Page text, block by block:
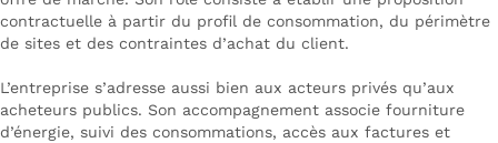
contractuelle à partir du profil de consommation, du périmètre
de sites et des contraintes d’achat du client.
L’entreprise s’adresse aussi bien aux acteurs privés qu’aux
acheteurs publics. Son accompagnement associe fourniture
d’énergie, suivi des consommations, accès aux factures et